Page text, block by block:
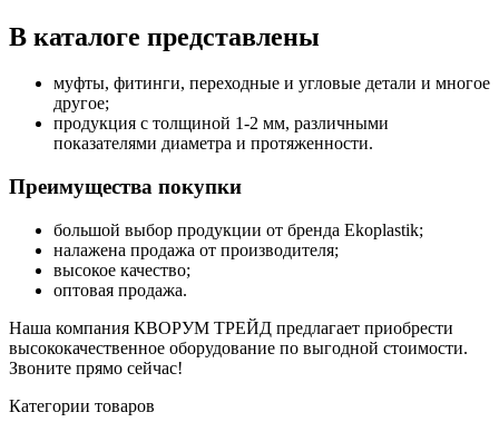
В каталоге представлены
муфты, фитинги, переходные и угловые детали и многое
другое;
продукция с толщиной 1-2 мм, различными
показателями диаметра и протяженности.
Преимущества покупки
большой выбор продукции от бренда Ekoplastik;
налажена продажа от производителя;
высокое качество;
оптовая продажа.
Наша компания КВОРУМ ТРЕЙД предлагает приобрести
высококачественное оборудование по выгодной стоимости.
Звоните прямо сейчас!
Категории товаров